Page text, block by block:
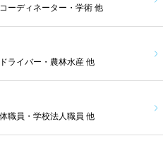
ーディネーター・学術 他
ライバー・農林水産 他
職員・学校法人職員 他